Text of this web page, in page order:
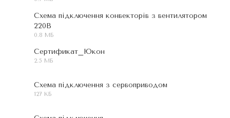
Схема підключення конвекторів з вентилятором
220В
0.8 МБ
Сертификат_Юкон
2.5 МБ
Схема підключення з сервоприводом
127 КБ